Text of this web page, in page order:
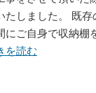
たしました。 既存
にご自身で収納棚
を読む